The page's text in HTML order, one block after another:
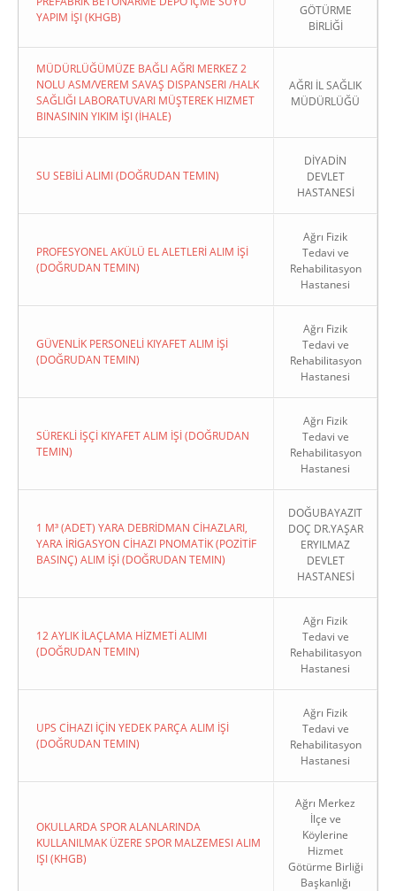
YAPIM İŞI (KHGB)
GÖTÜRME
BİRLİĞİ
MÜDÜRLÜĞÜMÜZE BAĞLI AĞRI MERKEZ 2
NOLU ASM/VEREM SAVAŞ DISPANSERI /HALK
SAĞLIĞI LABORATUVARI MÜŞTEREK HIZMET
BINASININ YIKIM İŞI (İHALE)
AĞRI İL SAĞLIK
MÜDÜRLÜĞÜ
SU SEBİLİ ALIMI (DOĞRUDAN TEMIN)
DİYADİN
DEVLET
HASTANESİ
PROFESYONEL AKÜLÜ EL ALETLERİ ALIM İŞİ
(DOĞRUDAN TEMIN)
Ağrı Fizik
Tedavi ve
Rehabilitasyon
Hastanesi
GÜVENLİK PERSONELİ KIYAFET ALIM İŞİ
(DOĞRUDAN TEMIN)
Ağrı Fizik
Tedavi ve
Rehabilitasyon
Hastanesi
SÜREKLİ İŞÇİ KIYAFET ALIM İŞİ (DOĞRUDAN
TEMIN)
Ağrı Fizik
Tedavi ve
Rehabilitasyon
Hastanesi
1 M³ (ADET) YARA DEBRİDMAN CİHAZLARI,
YARA İRİGASYON CİHAZI PNOMATİK (POZİTİF
BASINÇ) ALIM İŞİ (DOĞRUDAN TEMIN)
DOĞUBAYAZIT
DOÇ DR.YAŞAR
ERYILMAZ
DEVLET
HASTANESİ
12 AYLIK İLAÇLAMA HİZMETİ ALIMI
(DOĞRUDAN TEMIN)
Ağrı Fizik
Tedavi ve
Rehabilitasyon
Hastanesi
UPS CİHAZI İÇİN YEDEK PARÇA ALIM İŞİ
(DOĞRUDAN TEMIN)
Ağrı Fizik
Tedavi ve
Rehabilitasyon
Hastanesi
OKULLARDA SPOR ALANLARINDA
KULLANILMAK ÜZERE SPOR MALZEMESI ALIM
IŞI (KHGB)
Ağrı Merkez
İlçe ve
Köylerine
Hizmet
Götürme Birliği
Başkanlığı